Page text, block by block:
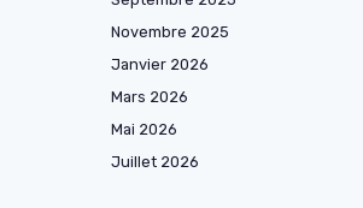
Novembre 2025
Janvier 2026
Mars 2026
Mai 2026
Juillet 2026